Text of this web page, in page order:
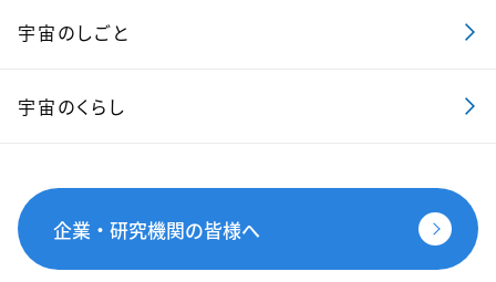
宇宙のしごと
宇宙のくらし
企業・研究機関の皆様へ